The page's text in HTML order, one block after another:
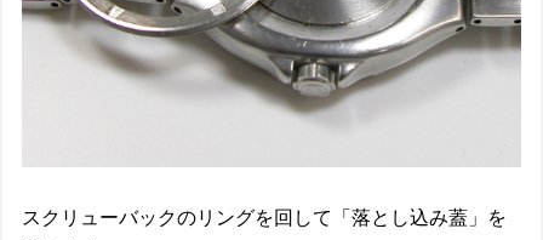
スクリューバックのリングを回して「落とし込み蓋」を